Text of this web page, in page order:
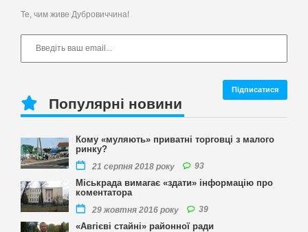
Те, чим живе Дубровиччина!
Популярні новини
Кому «муляють» приватні торговці з малого
ринку?
21 серпня 2018 року 93
Міськрада вимагає «здати» інформацію про
коментатора
29 жовтня 2016 року 39
«Авгієві стайні» районної ради